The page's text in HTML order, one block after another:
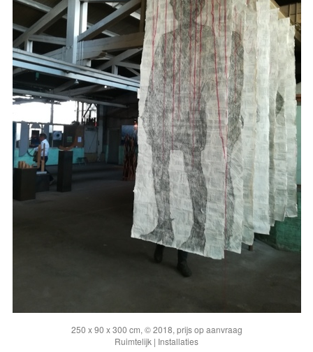
250 x 90 x 300 cm, © 2018, prijs op aanvraag
Ruimtelijk | Installaties